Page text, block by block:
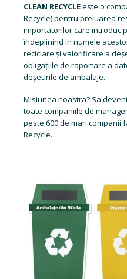
CLEAN RECYCLEeste o
Recycle) pentru preluarea
importatorilor care introduc
îndeplinind in numele
reciclare și valorificare a
obligațiile de raportare a
deșeurile de ambalaje.
Misiunea noastra? Sa
toate companiile de
peste 600 de mari companii
Recycle.